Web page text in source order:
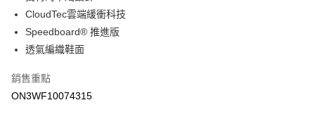
每筆NT$100，滿NT$1,500(含以上)免運費
宅配-本島
每筆NT$100，滿NT$1,500(含以上)免運費
CloudTec雲端緩衝科技
Speedboard® 推進版
透氣編織鞋面
銷售重點
ON3WF10074315